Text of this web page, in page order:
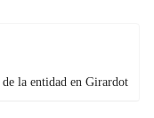
de la entidad en Girardot